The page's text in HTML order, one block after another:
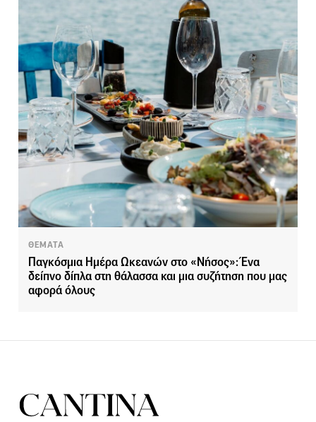
ΘΕΜΑΤΑ
Παγκόσμια Ημέρα Ωκεανών στο «Νήσος»: Ένα
δείπνο δίπλα στη θάλασσα και μια συζήτηση που μας
αφορά όλους